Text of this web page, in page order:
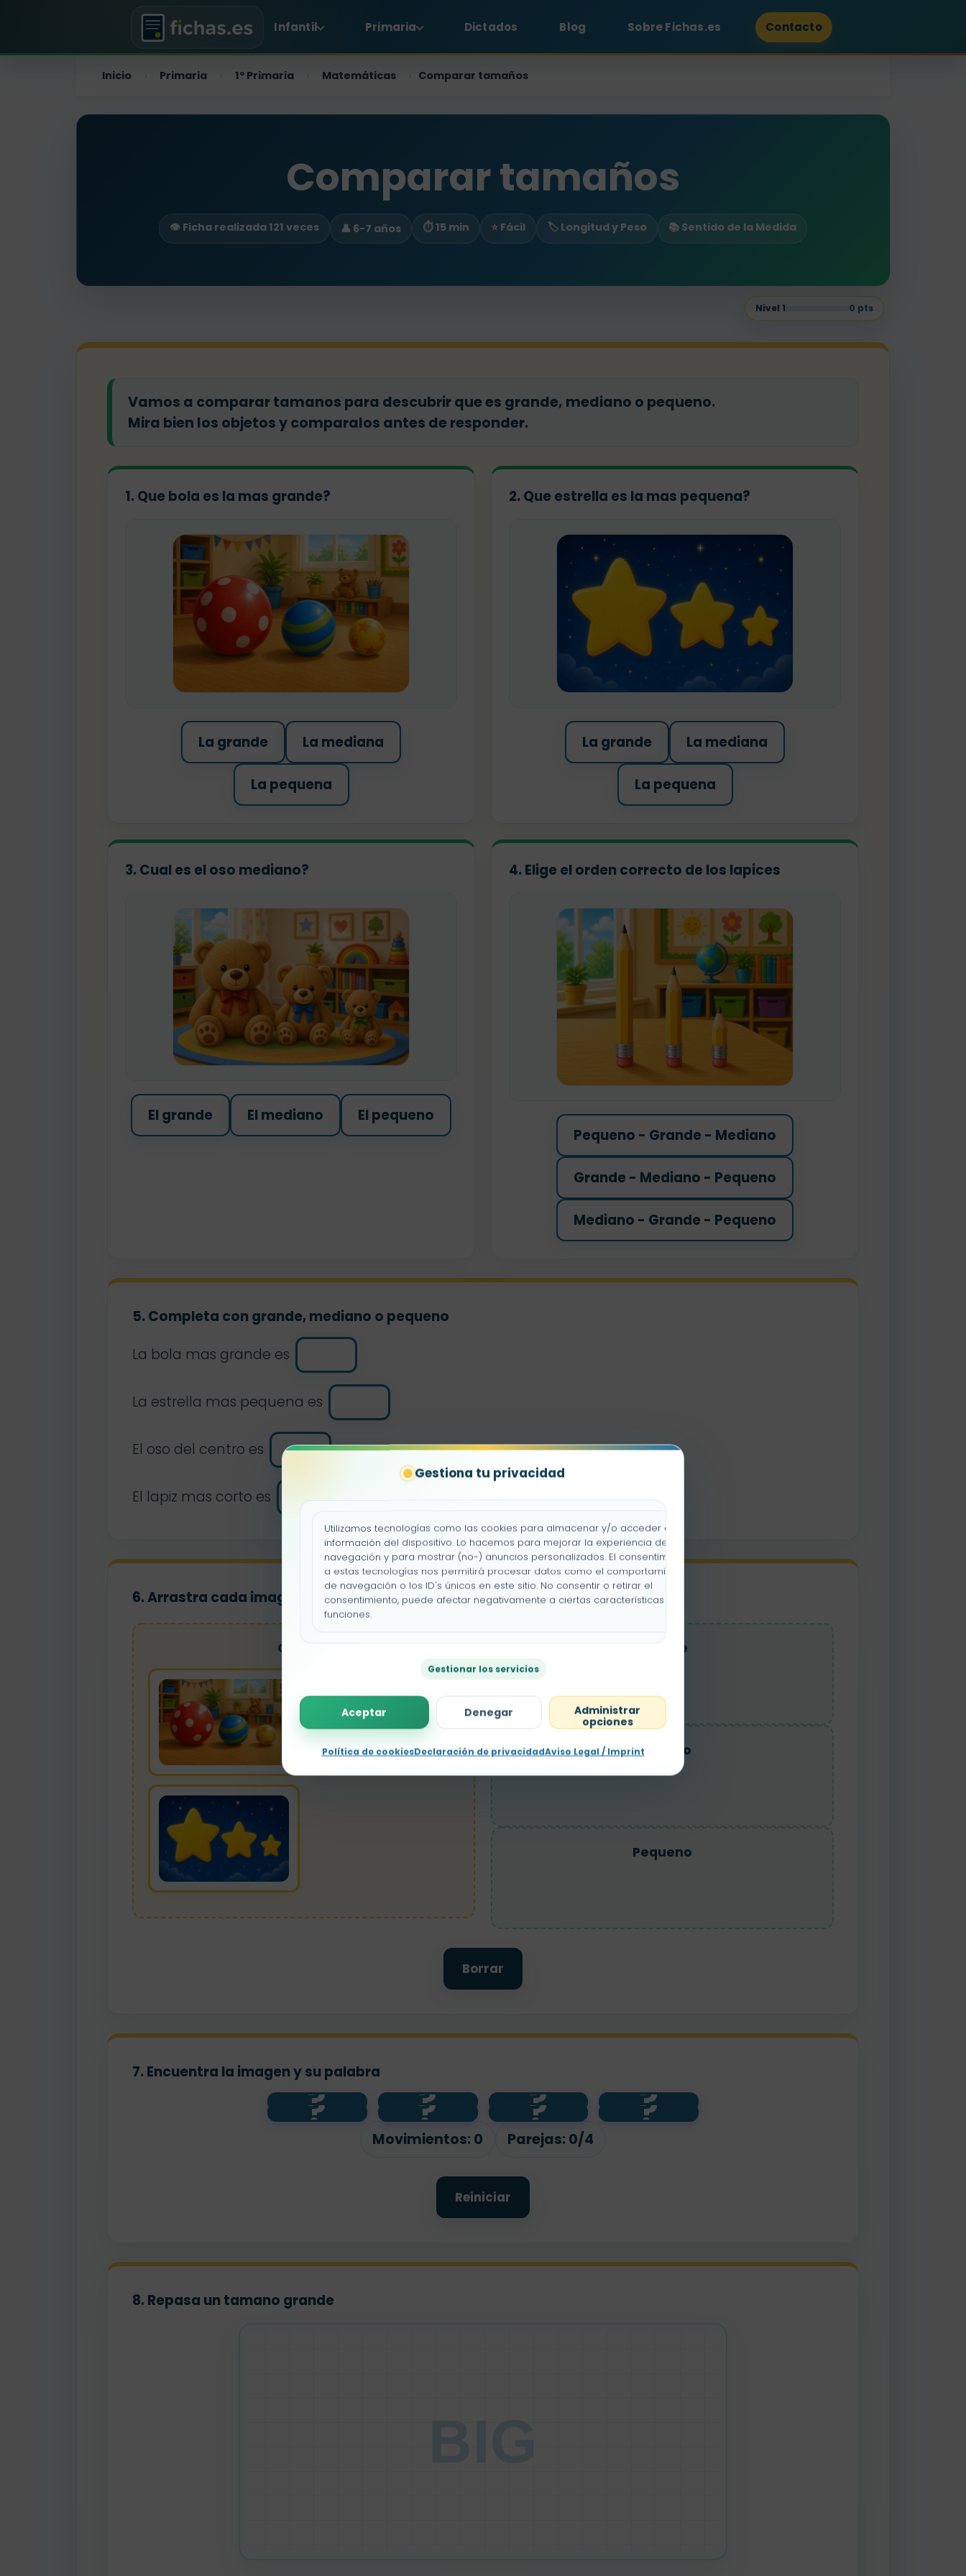
Gestiona tu privacidad
Utilizamos tecnologías como las cookies para almacenar y/o acceder a la
información del dispositivo. Lo hacemos para mejorar la experiencia de
navegación y para mostrar (no-) anuncios personalizados. El consentimiento
a estas tecnologías nos permitirá procesar datos como el comportamiento
de navegación o los ID's únicos en este sitio. No consentir o retirar el
consentimiento, puede afectar negativamente a ciertas características y
funciones.
Gestionar los servicios
Aceptar Denegar
Administrar
opciones
Política de cookiesDeclaración de privacidadAviso Legal / Imprint
Infantil Primaria Dictados Blog Sobre Fichas.es Contacto
Inicio › Primaria › 1º Primaria › Matemáticas › Comparar tamaños
Comparar tamaños
👁️ Ficha realizada 121 veces 👤 6-7 años ⏱ 15 min ⭐ Fácil 🏷️ Longitud y Peso 📚 Sentido de la Medida
Nivel 1 0 pts
Vamos a comparar tamanos para descubrir que es grande, mediano o pequeno.
Mira bien los objetos y comparalos antes de responder.
1. Que bola es la mas grande?
La grande La mediana
La pequena
2. Que estrella es la mas pequena?
La grande La mediana
La pequena
3. Cual es el oso mediano?
El grande El mediano El pequeno
4. Elige el orden correcto de los lapices
Pequeno - Grande - Mediano
Grande - Mediano - Pequeno
Mediano - Grande - Pequeno
5. Completa con grande, mediano o pequeno
La bola mas grande es
La estrella mas pequena es
El oso del centro es
El lapiz mas corto es
6. Arrastra cada imagen a su tamano
Objetos Grande
Mediano
Pequeno
Borrar
7. Encuentra la imagen y su palabra
? ?
MEDIANO ? ?
ORDEN
?
GRANDE ? ? ?
PEQUENO
Movimientos: 0 Parejas: 0/4
Reiniciar
8. Repasa un tamano grande